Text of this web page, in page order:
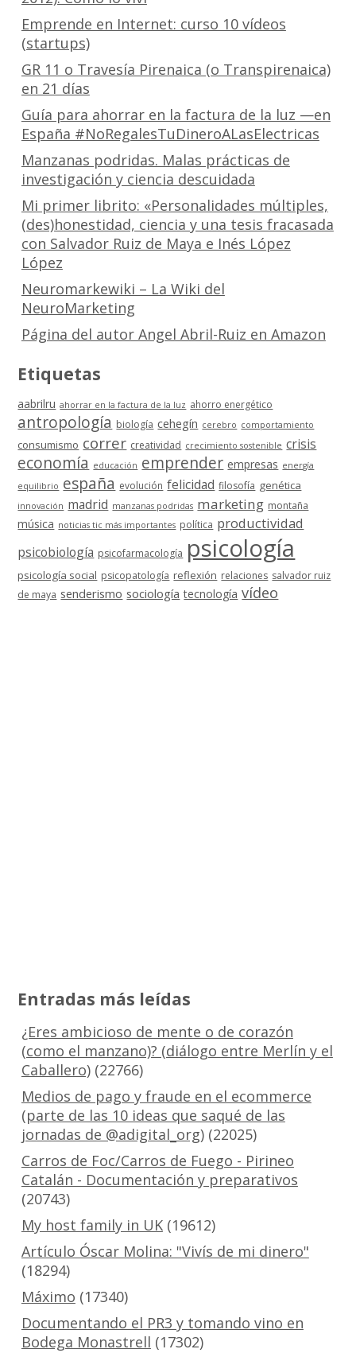
Emprende en Internet: curso 10 vídeos
(startups)
GR 11 o Travesía Pirenaica (o Transpirenaica)
en 21 días
Guía para ahorrar en la factura de la luz —en
España #NoRegalesTuDineroALasElectricas
Manzanas podridas. Malas prácticas de
investigación y ciencia descuidada
Mi primer librito: «Personalidades múltiples,
(des)honestidad, ciencia y una tesis fracasada
con Salvador Ruiz de Maya e Inés López
López
Neuromarkewiki – La Wiki del
NeuroMarketing
Página del autor Angel Abril-Ruiz en Amazon
Etiquetas
aabrilru ahorrar en la factura de la luz ahorro energético
antropología biología cehegín cerebro comportamiento
consumismo correr creatividad crecimiento sostenible crisis
economía educación emprender empresas energía
equilibrio españa evolución felicidad filosofía genética
innovación madrid manzanas podridas marketing montaña
música noticias tic más importantes política productividad
psicobiología psicofarmacología psicología
psicología social psicopatología reflexión relaciones salvador ruiz
de maya senderismo sociología tecnología vídeo
Entradas más leídas
¿Eres ambicioso de mente o de corazón
(como el manzano)? (diálogo entre Merlín y el
Caballero)(22766)
Medios de pago y fraude en el ecommerce
(parte de las 10 ideas que saqué de las
jornadas de @adigital_org)(22025)
Carros de Foc/Carros de Fuego - Pirineo
Catalán - Documentación y preparativos
(20743)
My host family in UK(19612)
Artículo Óscar Molina: "Vivís de mi dinero"
(18294)
Máximo (17340)
Documentando el PR3 y tomando vino en
Bodega Monastrell (17302)